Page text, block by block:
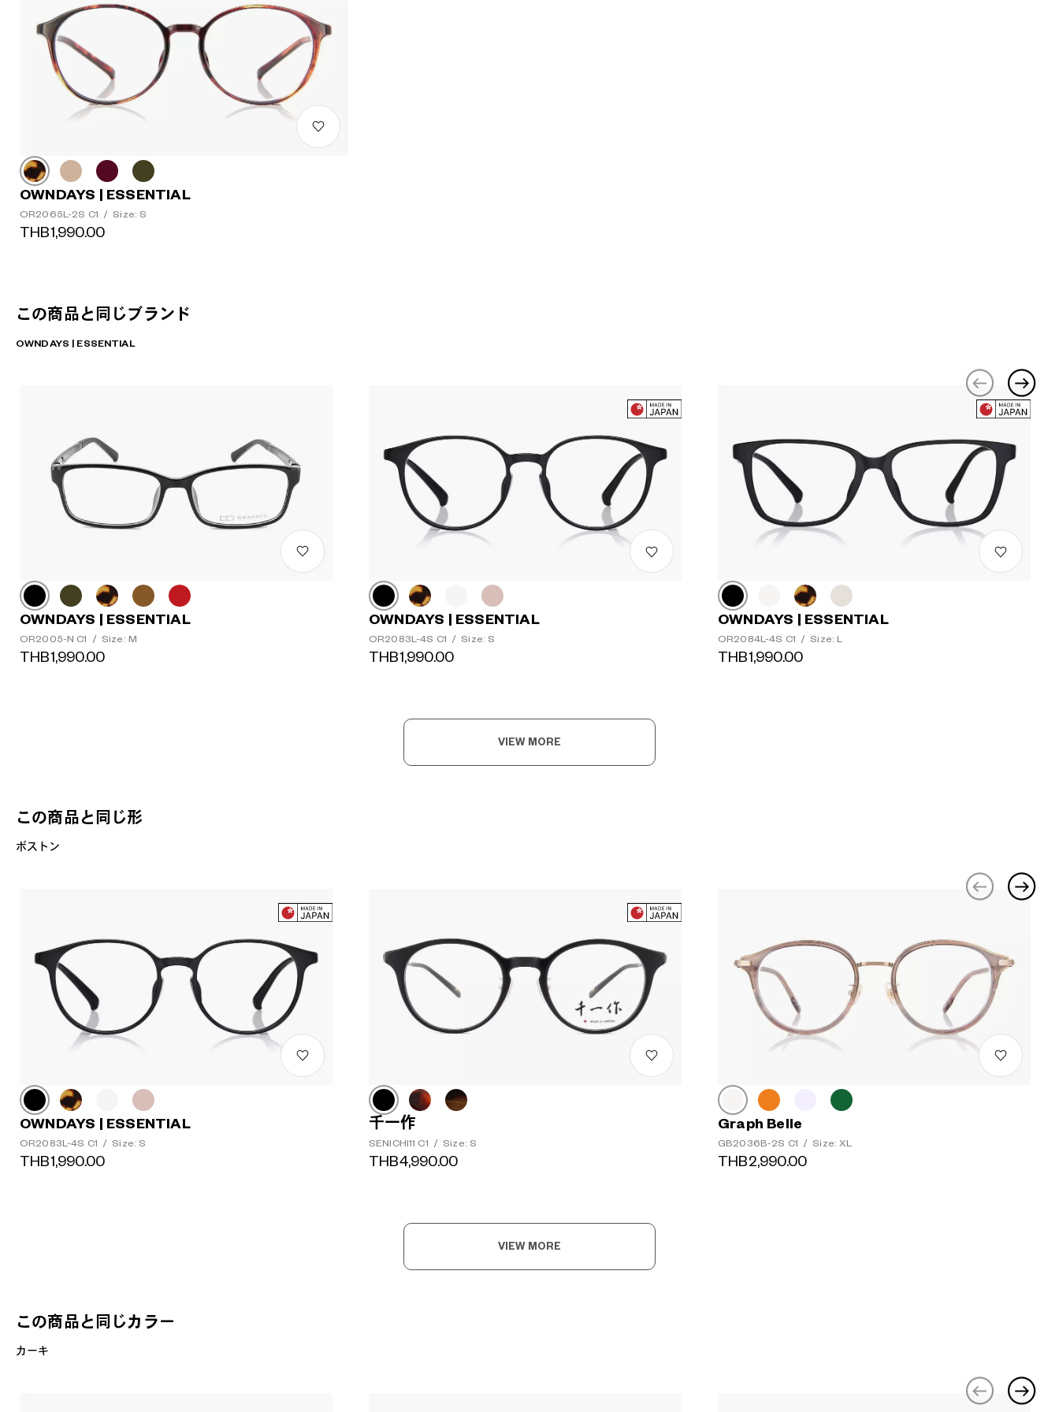
OWNDAYS | ESSENTIAL
OR2065L-2S C1 / Size: S
THB1,990.00
この商品と同じブランド
OWNDAYS | ESSENTIAL
OWNDAYS | ESSENTIAL
OR2005-N C1 / Size: M
THB1,990.00
OWNDAYS | ESSENTIAL
OR2083L-4S C1 / Size: S
THB1,990.00
OWNDAYS | ESSENTIAL
OR2084L-4S C1 / Size: L
THB1,990.00
VIEW MORE
この商品と同じ形
ボストン
OWNDAYS | ESSENTIAL
OR2083L-4S C1 / Size: S
THB1,990.00
千一作
SENICHI11 C1 / Size: S
THB4,990.00
Graph Belle
GB2036B-2S C1 / Size: XL
THB2,990.00
VIEW MORE
この商品と同じカラー
カーキ